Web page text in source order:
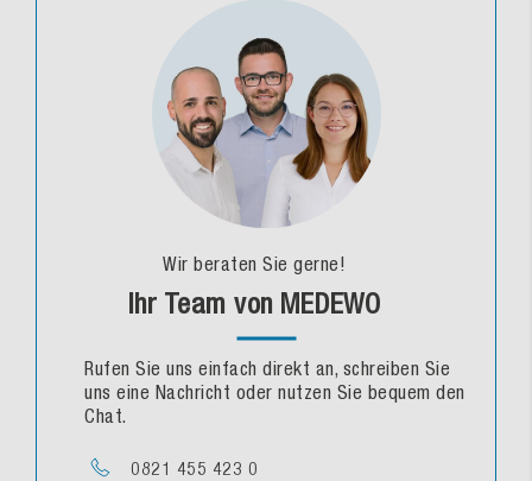
Wir beraten Sie gerne!
Ihr Team von MEDEWO
Rufen Sie uns einfach direkt an, schreiben Sie
uns eine Nachricht oder nutzen Sie bequem den
Chat.
0821 455 423 0